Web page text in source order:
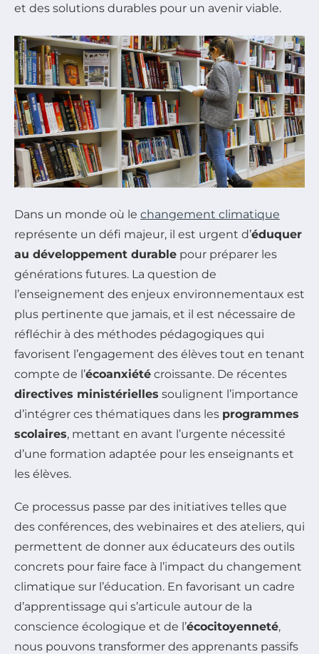
et des solutions durables pour un avenir viable.
Dans un monde où le changement climatique
représente un défi majeur, il est urgent d’éduquer
au développement durable pour préparer les
générations futures. La question de
l’enseignement des enjeux environnementaux est
plus pertinente que jamais, et il est nécessaire de
réfléchir à des méthodes pédagogiques qui
favorisent l’engagement des élèves tout en tenant
compte de l’écoanxiété croissante. De récentes
directives ministérielles soulignent l’importance
d’intégrer ces thématiques dans les programmes
scolaires, mettant en avant l’urgente nécessité
d’une formation adaptée pour les enseignants et
les élèves.
Ce processus passe par des initiatives telles que
des conférences, des webinaires et des ateliers, qui
permettent de donner aux éducateurs des outils
concrets pour faire face à l’impact du changement
climatique sur l’éducation. En favorisant un cadre
d’apprentissage qui s’articule autour de la
conscience écologique et de l’écocitoyenneté,
nous pouvons transformer des apprenants passifs